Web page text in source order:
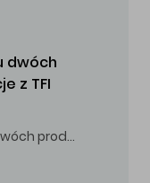
dwóch
z TFI
Inwestorzy zyskali dostęp do dwóch produktów umożliwiających inwestowanie w obligacje skarbowe.